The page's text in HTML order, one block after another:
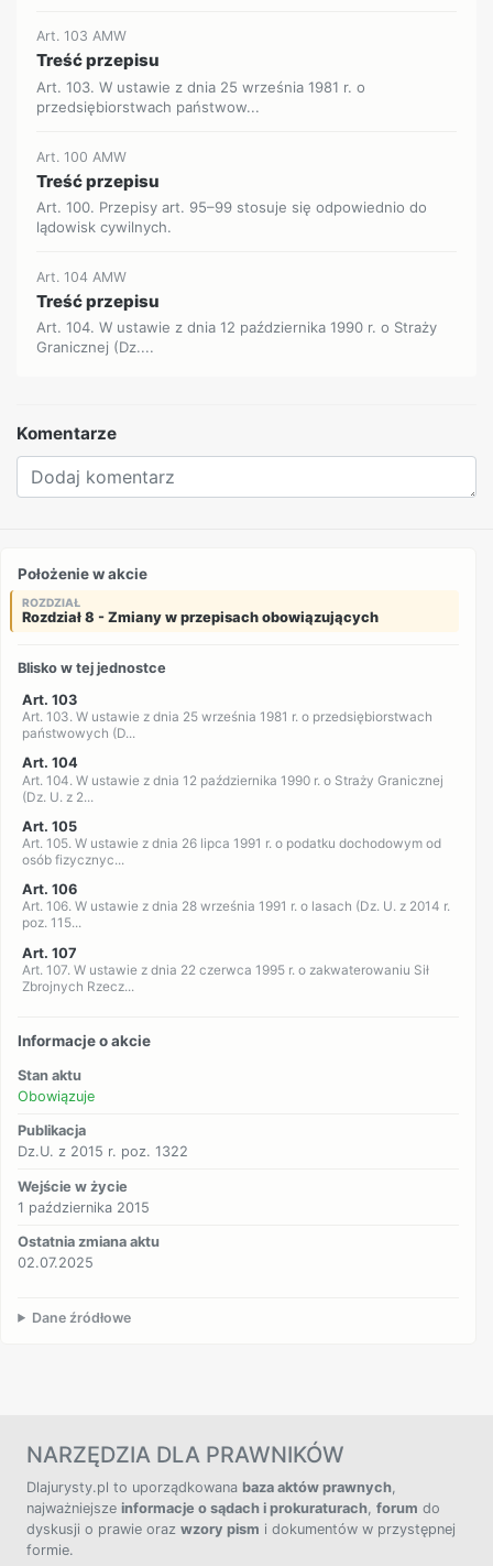
Art. 103 AMW
Treść przepisu
Art. 103. W ustawie z dnia 25 września 1981 r. o
przedsiębiorstwach państwow...
Art. 100 AMW
Treść przepisu
Art. 100. Przepisy art. 95–99 stosuje się odpowiednio do
lądowisk cywilnych.
Art. 104 AMW
Treść przepisu
Art. 104. W ustawie z dnia 12 października 1990 r. o Straży
Granicznej (Dz....
Komentarze
Położenie w akcie
ROZDZIAŁ
Rozdział 8 - Zmiany w przepisach obowiązujących
Blisko w tej jednostce
Art. 103
Art. 103. W ustawie z dnia 25 września 1981 r. o przedsiębiorstwach
państwowych (D...
Art. 104
Art. 104. W ustawie z dnia 12 października 1990 r. o Straży Granicznej
(Dz. U. z 2...
Art. 105
Art. 105. W ustawie z dnia 26 lipca 1991 r. o podatku dochodowym od
osób fizycznyc...
Art. 106
Art. 106. W ustawie z dnia 28 września 1991 r. o lasach (Dz. U. z 2014 r.
poz. 115...
Art. 107
Art. 107. W ustawie z dnia 22 czerwca 1995 r. o zakwaterowaniu Sił
Zbrojnych Rzecz...
Informacje o akcie
Stan aktu
Obowiązuje
Publikacja
Dz.U. z 2015 r. poz. 1322
Wejście w życie
1 października 2015
Ostatnia zmiana aktu
02.07.2025
Dane źródłowe
NARZĘDZIA DLA PRAWNIKÓW
Dlajurysty.pl to uporządkowana baza aktów prawnych,
najważniejsze informacje o sądach i prokuraturach, forum do
dyskusji o prawie oraz wzory pism i dokumentów w przystępnej
formie.